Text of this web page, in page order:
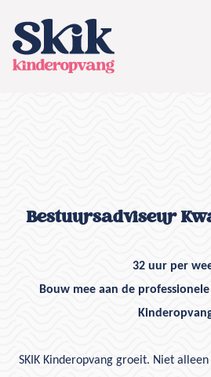
SKIK kinderopvang
Bestuursadviseur
32 uur per
Bouw mee aan de
SKIK Kinderopvang groeit. Niet